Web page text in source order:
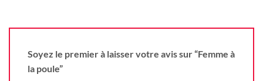
Soyez le premier à laisser votre avis sur “Femme à
la poule”